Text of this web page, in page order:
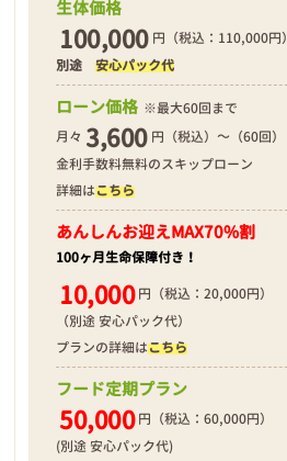
生体価格
100,000 円（税込：110,000円）
別途安心パック代
ローン価格 ※最大60回まで
月々 3,600 円（税込）～（60回）
金利手数料無料のスキップローン
詳細はこちら
あんしんお迎えMAX70%割
100ヶ月生命保障付き！
10,000 円（税込：20,000円）
（別途 安心パック代）
プランの詳細はこちら
フード定期プラン
50,000 円（税込：60,000円）
(別途 安心パック代)